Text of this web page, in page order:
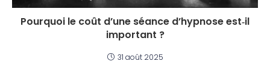
Pourquoi le coût d’une séance d’hypnose est‑il
important ?
31 août 2025